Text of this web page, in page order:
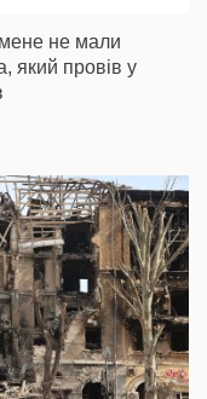
не мали
який провів у